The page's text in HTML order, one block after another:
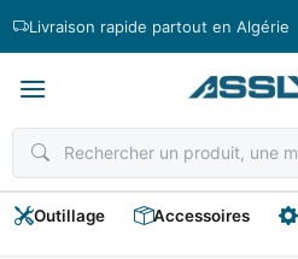
Livraison rapide partout en Algérie
Outillage Accessoires